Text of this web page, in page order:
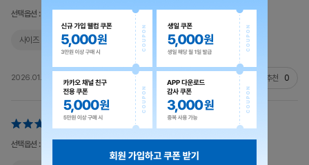
선택옵션 :
사이즈 잘 맞아요 색상 같아요 발 볼 적당해요
2026.01.24 bjlee20** 추천 0
선택옵션 :